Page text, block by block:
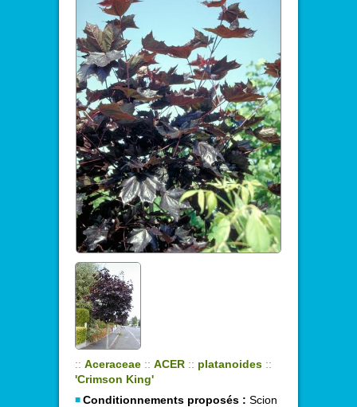
:: Aceraceae :: ACER :: platanoides ::
'Crimson King'
Conditionnements proposés : Scion